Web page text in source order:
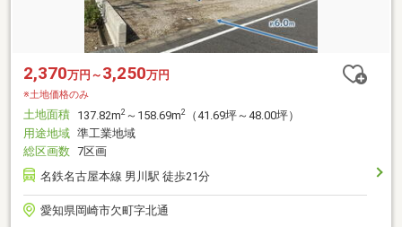
2,370万円～ 3,250万円
※土地価格のみ
土地面積 137.82m2 ～158.69m2
（41.69坪～48.00坪）
用途地域 準工業地域
総区画数 7区画
名鉄名古屋本線 男川駅 徒歩21分
愛知県岡崎市欠町字北通